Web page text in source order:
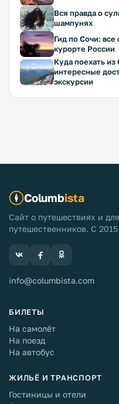
Вся правда о
шампунях
Гид по Сочи:
курорте России
Куда поехать
интересные
экскурсии
Columbista
Сайт о путешествиях и для
путешественников. С 2015
info@columbista.com
БИЛЕТЫ
На самолёт
На поезд
На автобус
ЖИЛЬЁ И ТРАНСПОРТ
Гостиницы и отели